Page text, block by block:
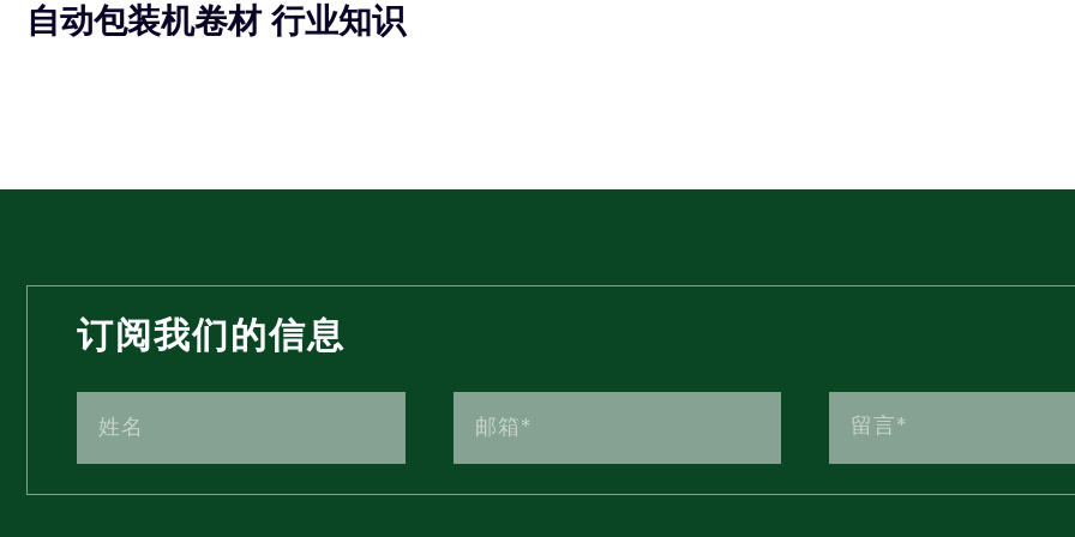
自动包装机卷材 行业知识
订阅我们的信息